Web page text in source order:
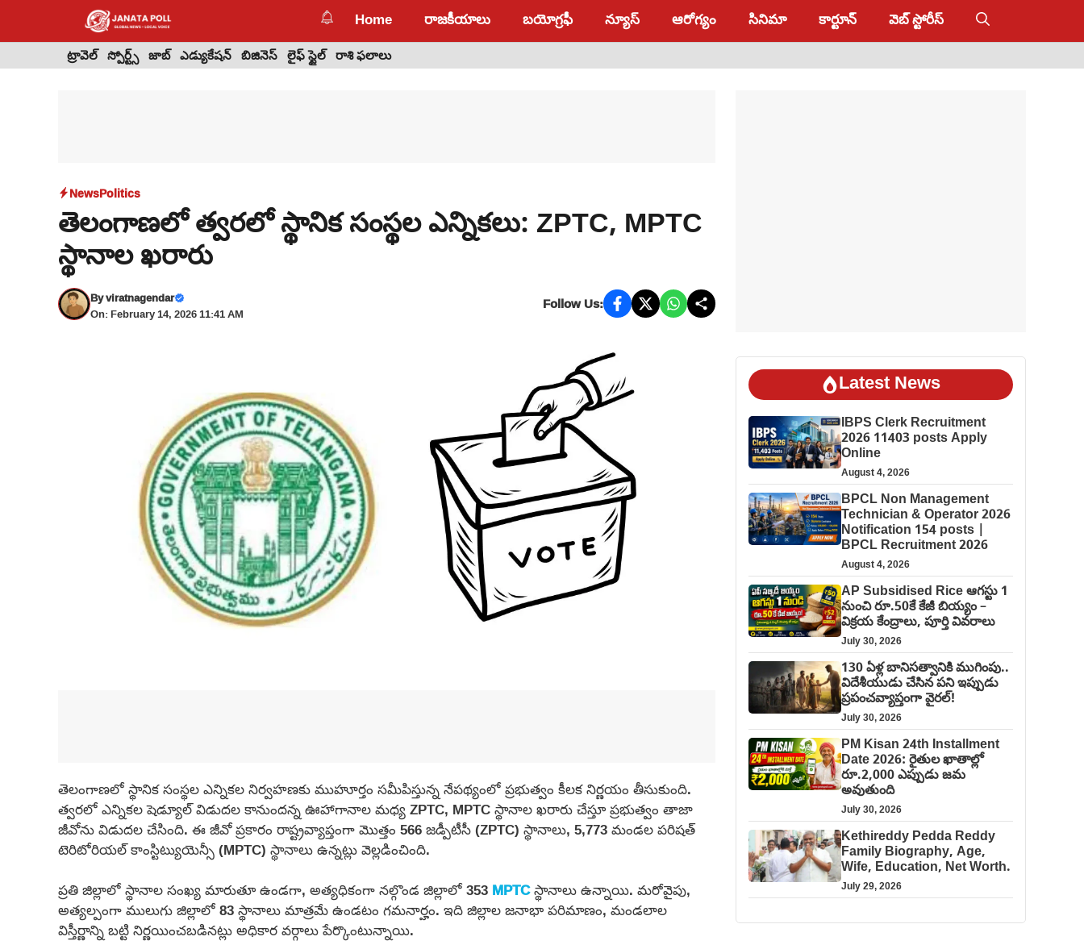
content
Home రాజకీయాలు బయోగ్రఫీ న్యూస్ ఆరోగ్యం సినిమా కార్టూన్ వెబ్ స్టోరీస్
ట్రావెల్ స్పోర్ట్స్ జాబ్ ఎడ్యుకేషన్ బిజినెస్ లైఫ్ స్టైల్ రాశి ఫలాలు
NewsPolitics
తెలంగాణలో త్వరలో స్థానిక సంస్థల ఎన్నికలు: ZPTC, MPTC
స్థానాల ఖరారు
Byviratnagendar
On: February 14, 2026 11:41 AM
Follow Us:
తెలంగాణలో స్థానిక సంస్థల ఎన్నికల నిర్వహణకు ముహూర్తం సమీపిస్తున్న నేపథ్యంలో ప్రభుత్వం కీలక నిర్ణయం తీసుకుంది.
త్వరలో ఎన్నికల షెడ్యూల్ విడుదల కానుందన్న ఊహాగానాల మధ్య ZPTC, MPTC స్థానాల ఖరారు చేస్తూ ప్రభుత్వం తాజా
జీవోను విడుదల చేసింది. ఈ జీవో ప్రకారం రాష్ట్రవ్యాప్తంగా మొత్తం 566 జడ్పీటీసీ (ZPTC) స్థానాలు, 5,773 మండల పరిషత్
టెరిటోరియల్ కాంస్టిట్యుయెన్సీ (MPTC) స్థానాలు ఉన్నట్లు వెల్లడించింది.
ప్రతి జిల్లాలో స్థానాల సంఖ్య మారుతూ ఉండగా, అత్యధికంగా నల్గొండ జిల్లాలో 353MPTCస్థానాలు ఉన్నాయి. మరోవైపు,
అత్యల్పంగా ములుగు జిల్లాలో 83 స్థానాలు మాత్రమే ఉండటం గమనార్హం. ఇది జిల్లాల జనాభా పరిమాణం, మండలాల
విస్తీర్ణాన్ని బట్టి నిర్ణయించబడినట్లు అధికార వర్గాలు పేర్కొంటున్నాయి.
Latest News
IBPS Clerk Recruitment
2026 11403 posts Apply
Online
August 4, 2026
BPCL Non Management
Technician & Operator 2026
Notification 154 posts |
BPCL Recruitment 2026
August 4, 2026
AP Subsidised Rice ఆగస్టు 1
నుంచి రూ.50కే కేజీ బియ్యం –
విక్రయ కేంద్రాలు, పూర్తి వివరాలు
July 30, 2026
130 ఏళ్ల బానిసత్వానికి ముగింపు..
విదేశీయుడు చేసిన పని ఇప్పుడు
ప్రపంచవ్యాప్తంగా వైరల్!
July 30, 2026
PM Kisan 24th Installment
Date 2026: రైతుల ఖాతాల్లో
రూ.2,000 ఎప్పుడు జమ
అవుతుంది
July 30, 2026
Kethireddy Pedda Reddy
Family Biography, Age,
Wife, Education, Net Worth.
July 29, 2026